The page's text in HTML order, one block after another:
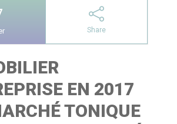
Share
EN 2017
TONIQUE